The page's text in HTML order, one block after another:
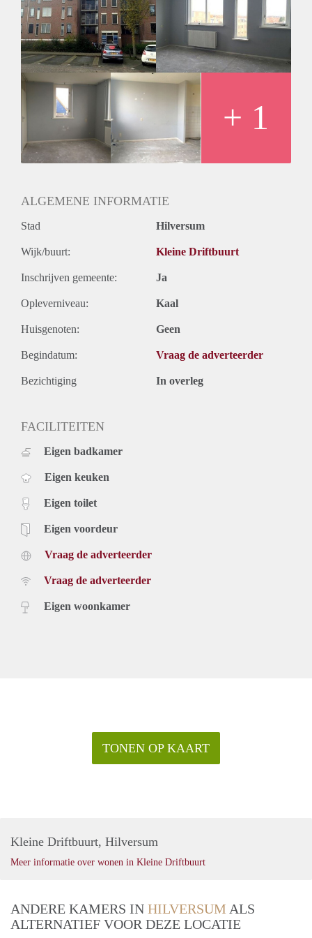
Inkomen eis
N.V.T.
Huurtermijn
Onbepaalde termijn
Oplevering
Kaal
+ 1
ALGEMENE INFORMATIE
Stad Hilversum
Wijk/buurt: Kleine Driftbuurt
Inschrijven gemeente: Ja
Opleverniveau: Kaal
Huisgenoten: Geen
Begindatum: Vraag de adverteerder
Bezichtiging In overleg
FACILITEITEN
Eigen badkamer
Eigen keuken
Eigen toilet
Eigen voordeur
Vraag de adverteerder
Vraag de adverteerder
Eigen woonkamer
TONEN OP KAART
Kleine Driftbuurt, Hilversum
Meer informatie over wonen in Kleine Driftbuurt
ANDERE KAMERS IN HILVERSUM ALS
ALTERNATIEF VOOR DEZE LOCATIE